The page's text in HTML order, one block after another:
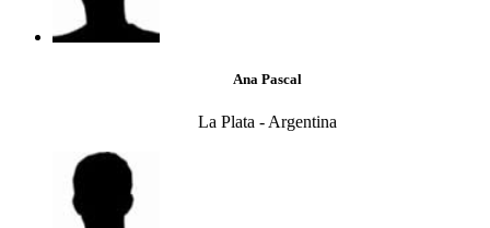
Ana Pascal
La Plata - Argentina